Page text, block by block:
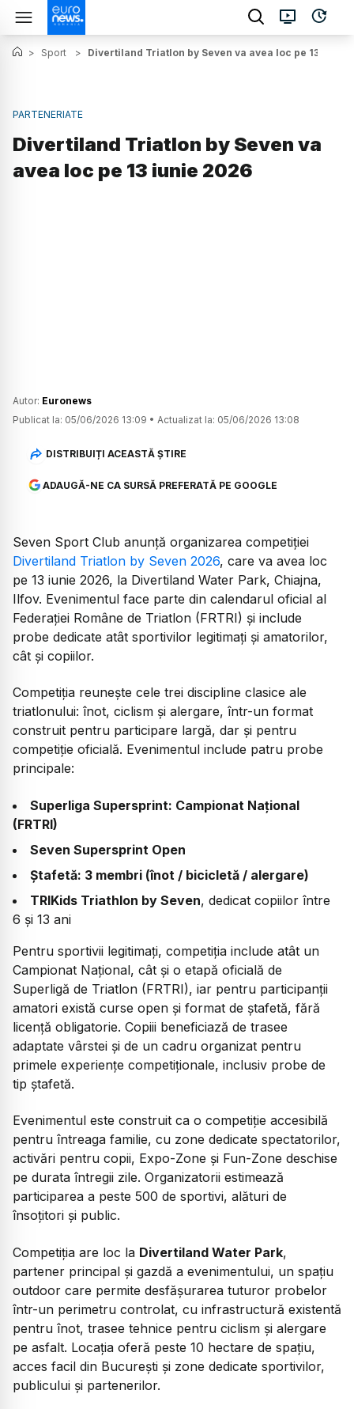
> Sport > Divertiland Triatlon by Seven va avea loc pe 13 iunie
PARTENERIATE
Divertiland Triatlon by Seven va
avea loc pe 13 iunie 2026
Autor: Euronews
Publicat la: 05/06/2026 13:09 • Actualizat la: 05/06/2026 13:08
DISTRIBUIȚI ACEASTĂ ȘTIRE
ADAUGĂ-NE CA SURSĂ PREFERATĂ PE GOOGLE
Seven Sport Club anunță organizarea competiției
Divertiland Triatlon by Seven 2026, care va avea loc
pe 13 iunie 2026, la Divertiland Water Park, Chiajna,
Ilfov. Evenimentul face parte din calendarul oficial al
Federației Române de Triatlon (FRTRI) și include
probe dedicate atât sportivilor legitimați și amatorilor,
cât și copiilor.
Competiția reunește cele trei discipline clasice ale
triatlonului: înot, ciclism și alergare, într-un format
construit pentru participare largă, dar și pentru
competiție oficială. Evenimentul include patru probe
principale:
Superliga Supersprint: Campionat Național
(FRTRI)
Seven Supersprint Open
Ștafetă: 3 membri (înot / bicicletă / alergare)
TRIKids Triathlon by Seven, dedicat copiilor între
6 și 13 ani
Pentru sportivii legitimați, competiția include atât un
Campionat Național, cât și o etapă oficială de
Superligă de Triatlon (FRTRI), iar pentru participanții
amatori există curse open și format de ștafetă, fără
licență obligatorie. Copiii beneficiază de trasee
adaptate vârstei și de un cadru organizat pentru
primele experiențe competiționale, inclusiv probe de
tip ștafetă.
Evenimentul este construit ca o competiție accesibilă
pentru întreaga familie, cu zone dedicate spectatorilor,
activări pentru copii, Expo-Zone și Fun-Zone deschise
pe durata întregii zile. Organizatorii estimează
participarea a peste 500 de sportivi, alături de
însoțitori și public.
Competiția are loc la Divertiland Water Park,
partener principal și gazdă a evenimentului, un spațiu
outdoor care permite desfășurarea tuturor probelor
într-un perimetru controlat, cu infrastructură existentă
pentru înot, trasee tehnice pentru ciclism și alergare
pe asfalt. Locația oferă peste 10 hectare de spațiu,
acces facil din București și zone dedicate sportivilor,
publicului și partenerilor.